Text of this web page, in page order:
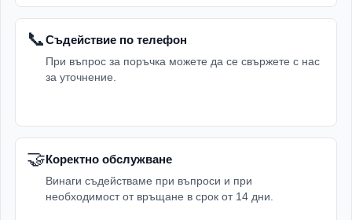
📞Съдействие по телефон
При въпрос за поръчка можете да се свържете с нас
за уточнение.
🤝Коректно обслужване
Винаги съдействаме при въпроси и при
необходимост от връщане в срок от 14 дни.